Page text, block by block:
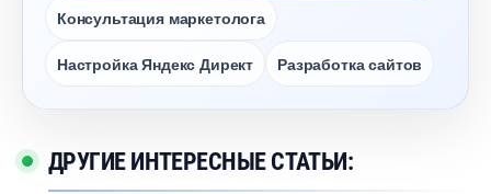
Консультация маркетолога
Настройка Яндекс Директ Разработка сайто
ДРУГИЕ ИНТЕРЕСНЫЕ СТАТЬИ: